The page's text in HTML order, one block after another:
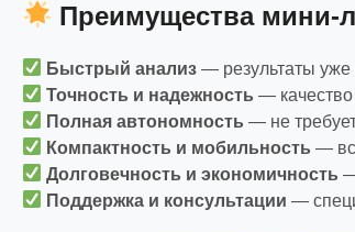
Преимущества мини-
Быстрый анализ — результаты уже
Точность и надежность — качество
Полная автономность — не
Компактность и мобильность —
Долговечность и экономичность
Поддержка и консультации —